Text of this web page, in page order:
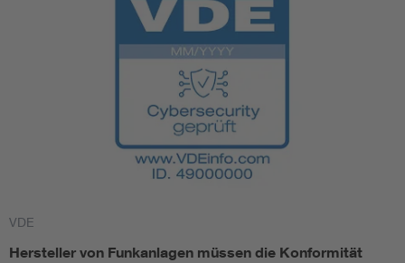
VDE
Hersteller von Funkanlagen müssen die Konformität